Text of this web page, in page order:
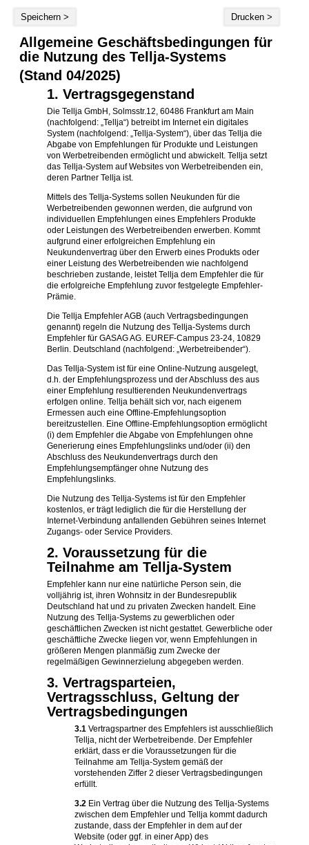
Speichern > Drucken >
Allgemeine Geschäftsbedingungen für
die Nutzung des Tellja-Systems
(Stand 04/2025)
1. Vertragsgegenstand
Die Tellja GmbH, Solmsstr.12, 60486 Frankfurt am Main
(nachfolgend: „Tellja“) betreibt im Internet ein digitales
System (nachfolgend: „Tellja-System“), über das Tellja die
Abgabe von Empfehlungen für Produkte und Leistungen
von Werbetreibenden ermöglicht und abwickelt. Tellja setzt
das Tellja-System auf Websites von Werbetreibenden ein,
deren Partner Tellja ist.
Mittels des Tellja-Systems sollen Neukunden für die
Werbetreibenden gewonnen werden, die aufgrund von
individuellen Empfehlungen eines Empfehlers Produkte
oder Leistungen des Werbetreibenden erwerben. Kommt
aufgrund einer erfolgreichen Empfehlung ein
Neukundenvertrag über den Erwerb eines Produkts oder
einer Leistung des Werbetreibenden wie nachfolgend
beschrieben zustande, leistet Tellja dem Empfehler die für
die erfolgreiche Empfehlung zuvor festgelegte Empfehler-
Prämie.
Die Tellja Empfehler AGB (auch Vertragsbedingungen
genannt) regeln die Nutzung des Tellja-Systems durch
Empfehler für GASAG AG. EUREF-Campus 23-24, 10829
Berlin. Deutschland (nachfolgend: „Werbetreibender“).
Das Tellja-System ist für eine Online-Nutzung ausgelegt,
d.h. der Empfehlungsprozess und der Abschluss des aus
einer Empfehlung resultierenden Neukundenvertrags
erfolgen online. Tellja behält sich vor, nach eigenem
Ermessen auch eine Offline-Empfehlungsoption
bereitzustellen. Eine Offline-Empfehlungsoption ermöglicht
(i) dem Empfehler die Abgabe von Empfehlungen ohne
Generierung eines Empfehlungslinks und/oder (ii) den
Abschluss des Neukundenvertrags durch den
Empfehlungsempfänger ohne Nutzung des
Empfehlungslinks.
Die Nutzung des Tellja-Systems ist für den Empfehler
kostenlos, er trägt lediglich die für die Herstellung der
Internet-Verbindung anfallenden Gebühren seines Internet
Zugangs- oder Service Providers.
2. Voraussetzung für die
Teilnahme am Tellja-System
Empfehler kann nur eine natürliche Person sein, die
volljährig ist, ihren Wohnsitz in der Bundesrepublik
Deutschland hat und zu privaten Zwecken handelt. Eine
Nutzung des Tellja-Systems zu gewerblichen oder
geschäftlichen Zwecken ist nicht gestattet. Gewerbliche oder
geschäftliche Zwecke liegen vor, wenn Empfehlungen in
größeren Mengen planmäßig zum Zwecke der
regelmäßigen Gewinnerzielung abgegeben werden.
3. Vertragsparteien,
Vertragsschluss, Geltung der
Vertragsbedingungen
3.1 Vertragspartner des Empfehlers ist ausschließlich
Tellja, nicht der Werbetreibende. Der Empfehler
erklärt, dass er die Voraussetzungen für die
Teilnahme am Tellja-System gemäß der
vorstehenden Ziffer 2 dieser Vertragsbedingungen
erfüllt.
3.2 Ein Vertrag über die Nutzung des Tellja-Systems
zwischen dem Empfehler und Tellja kommt dadurch
zustande, dass der Empfehler in dem auf der
Website (oder ggf. in einer App) des